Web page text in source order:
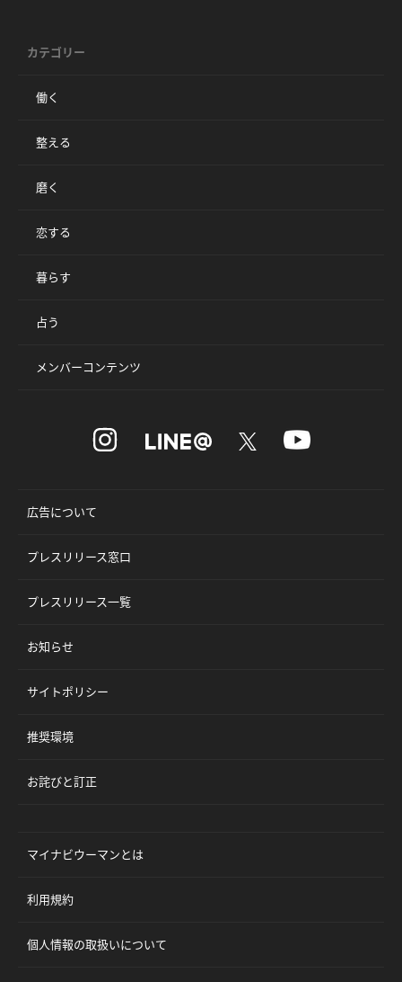
カテゴリー
働く
整える
磨く
恋する
暮らす
占う
メンバーコンテンツ
広告について
プレスリリース窓口
プレスリリース一覧
お知らせ
サイトポリシー
推奨環境
お詫びと訂正
マイナビウーマンとは
利用規約
個人情報の取扱いについて